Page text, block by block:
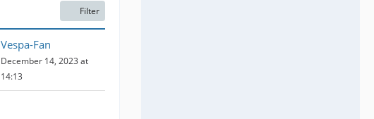
Filter
Vespa-Fan
December 14, 2023 at
14:13